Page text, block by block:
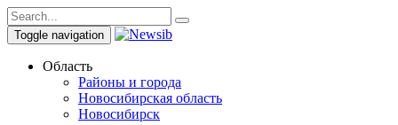
Toggle navigation
Область
Районы и города
Новосибирская область
Новосибирск